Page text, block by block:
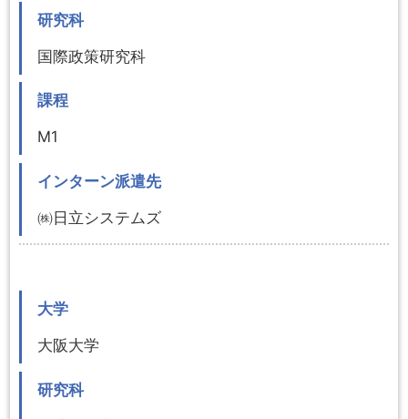
研究科
国際政策研究科
課程
M1
インターン派遣先
㈱日立システムズ
大学
大阪大学
研究科